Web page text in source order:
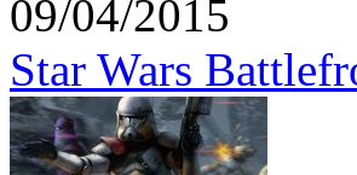
09/04/2015
Star Wars